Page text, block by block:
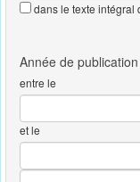
dans le texte intégral
entre le
et le